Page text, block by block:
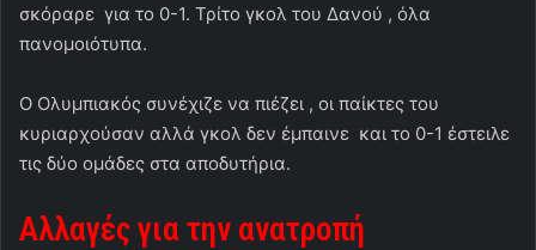
σκόραρε για το 0-1. Τρίτο γκολ του Δανού , όλα
πανομοιότυπα.
Ο Ολυμπιακός συνέχιζε να πιέζει , οι παίκτες του
κυριαρχούσαν αλλά γκολ δεν έμπαινε και το 0-1 έστειλε
τις δύο ομάδες στα αποδυτήρια.
Αλλαγές για την ανατροπή